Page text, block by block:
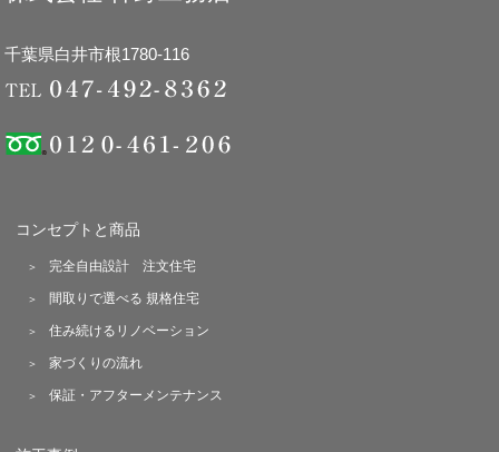
千葉県白井市根1780-116
コンセプトと商品
完全自由設計 注文住宅
間取りで選べる 規格住宅
住み続けるリノベーション
家づくりの流れ
保証・アフターメンテナンス